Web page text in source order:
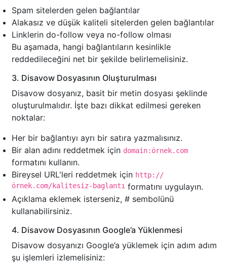
Spam sitelerden gelen bağlantılar
Alakasız ve düşük kaliteli sitelerden gelen bağlantılar
Linklerin do-follow veya no-follow olması
Bu aşamada, hangi bağlantıların kesinlikle
reddedileceğini net bir şekilde belirlemelisiniz.
3. Disavow Dosyasının Oluşturulması
Disavow dosyanız, basit bir metin dosyası şeklinde
oluşturulmalıdır. İşte bazı dikkat edilmesi gereken
noktalar:
Her bir bağlantıyı ayrı bir satıra yazmalısınız.
Bir alan adını reddetmek için domain:örnek.com
formatını kullanın.
Bireysel URL'leri reddetmek için http://
örnek.com/kalitesiz-baglantı formatını uygulayın.
Açıklama eklemek isterseniz, # sembolünü
kullanabilirsiniz.
4. Disavow Dosyasının Google’a Yüklenmesi
Disavow dosyanızı Google’a yüklemek için adım adım
şu işlemleri izlemelisiniz: